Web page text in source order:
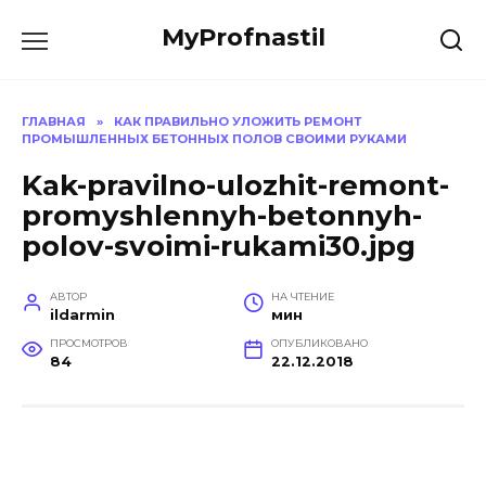
MyProfnastil
ГЛАВНАЯ »
КАК ПРАВИЛЬНО УЛОЖИТЬ РЕМОНТ
ПРОМЫШЛЕННЫХ БЕТОННЫХ ПОЛОВ СВОИМИ РУКАМИ
Kak-pravilno-ulozhit-remont-
promyshlennyh-betonnyh-
polov-svoimi-rukami30.jpg
АВТОР
ildarmin
НА ЧТЕНИЕ
мин
ПРОСМОТРОВ
84
ОПУБЛИКОВАНО
22.12.2018